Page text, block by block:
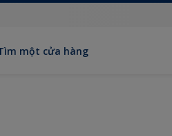
một cửa hàng